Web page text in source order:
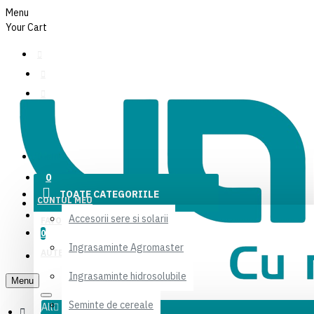
Menu
Your Cart
CONTUL MEU
FAVORITE
0
AUTENTIFICARE
All
TOATE CATEGORIILE
Accesorii sere si solarii
Ingrasaminte Agromaster
Ingrasaminte hidrosolubile
Seminte de cereale
CONTUL MEU
FAVORITE
0
AUTENTIFICARE
Menu